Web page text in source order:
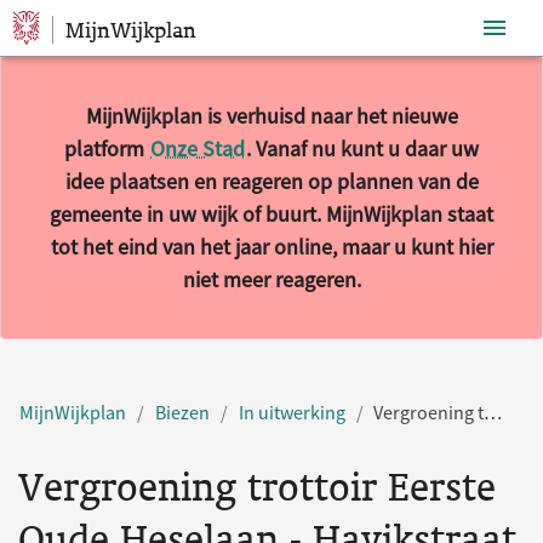
Sla navigatie over
MijnWijkplan
MijnWijkplan is verhuisd naar het nieuwe
platform Onze Stad. Vanaf nu kunt u daar uw
idee plaatsen en reageren op plannen van de
gemeente in uw wijk of buurt. MijnWijkplan staat
tot het eind van het jaar online, maar u kunt hier
niet meer reageren.
MijnWijkplan Biezen In uitwerking Vergroening trottoir Eerste Oude Heselaan - Havikstraat
Vergroening trottoir Eerste